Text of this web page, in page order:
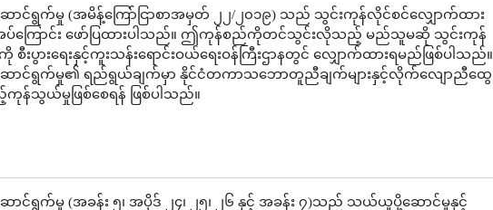
ာင်ရွက်မှု (အမိန့်ကြော်ငြာစာအမှတ် ၂၂/၂၀၁၉) သည် သွင်းကုန်လိုင်စင်လျှောက်ထား
ကြောင်း ဖော်ပြထားပါသည်။ ဤကုန်စည်ကိုတင်သွင်းလိုသည့် မည်သူမဆို သွင်းကုန်
စီးပွားရေးနှင့်ကူးသန်းရောင်းဝယ်ရေးဝန်ကြီးဌာနတွင် လျှောက်ထားရမည်ဖြစ်ပါသည်။
ာင်ရွက်မှု၏ ရည်ရွယ်ချက်မှာ နိုင်ငံတကာသဘောတူညီချက်များနှင့်လိုက်လျောညီထွေ
ကုန်သွယ်မှုဖြစ်စေရန် ဖြစ်ပါသည်။
ာင်ရွက်မှု (အခန်း ၅၊ အပိုဒ် ၂၄၊ ၂၅၊ ၂၆ နှင့် အခန်း ၇)သည် သယ်ယူပို့ဆောင်မှုနှင့်